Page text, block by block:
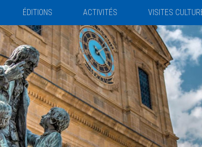
ÉDITIONS ACTIVITÉS VISITES